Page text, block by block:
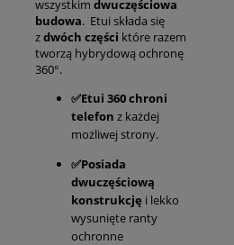
wszystkim dwuczęściowa
budowa. Etui składa się
zdwóch części które razem
tworzą hybrydową ochronę
360°.
✅Etui 360 chroni
telefon z każdej
możliwej strony.
✅Posiada
dwuczęściową
konstrukcję i lekko
wysunięte ranty
ochronne